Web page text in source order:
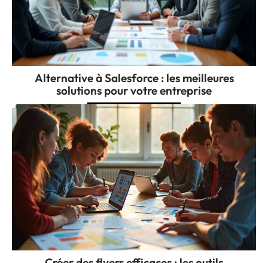
Alternative à Salesforce : les meilleures
solutions pour votre entreprise